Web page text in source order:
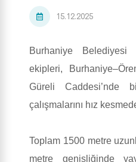
15.12.2025
Burhaniye
ekipleri,
Güreli Caddesi’nde
çalışmalarını hız
Toplam 1500 metre
metre genişliğinde